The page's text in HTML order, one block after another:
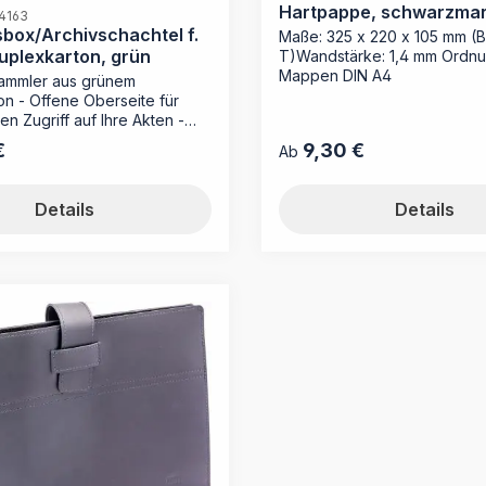
Archivschachtel f.
grün
aus grünem
- Offene Oberseite für
Zugriff auf Ihre Akten -
Rückenschild für eine
- Einfacher Aufbau
von MAPPEI ist das
für Ihre
Durch die offene Oberseite
ohne Umwege
ergänzen, was den
unterstützt. Dank
Steckbodens ist die
in Sekunden
Das integrierte
sorgt dafür, dass Sie den
von außen identifizieren
Details
Hartpappe,
Maße: 325 x 220 x 105 mm
T)Wandstärke: 1,4 mm
Mappen DIN A4
Regulärer Preis:
Ab 9,30 €
Details